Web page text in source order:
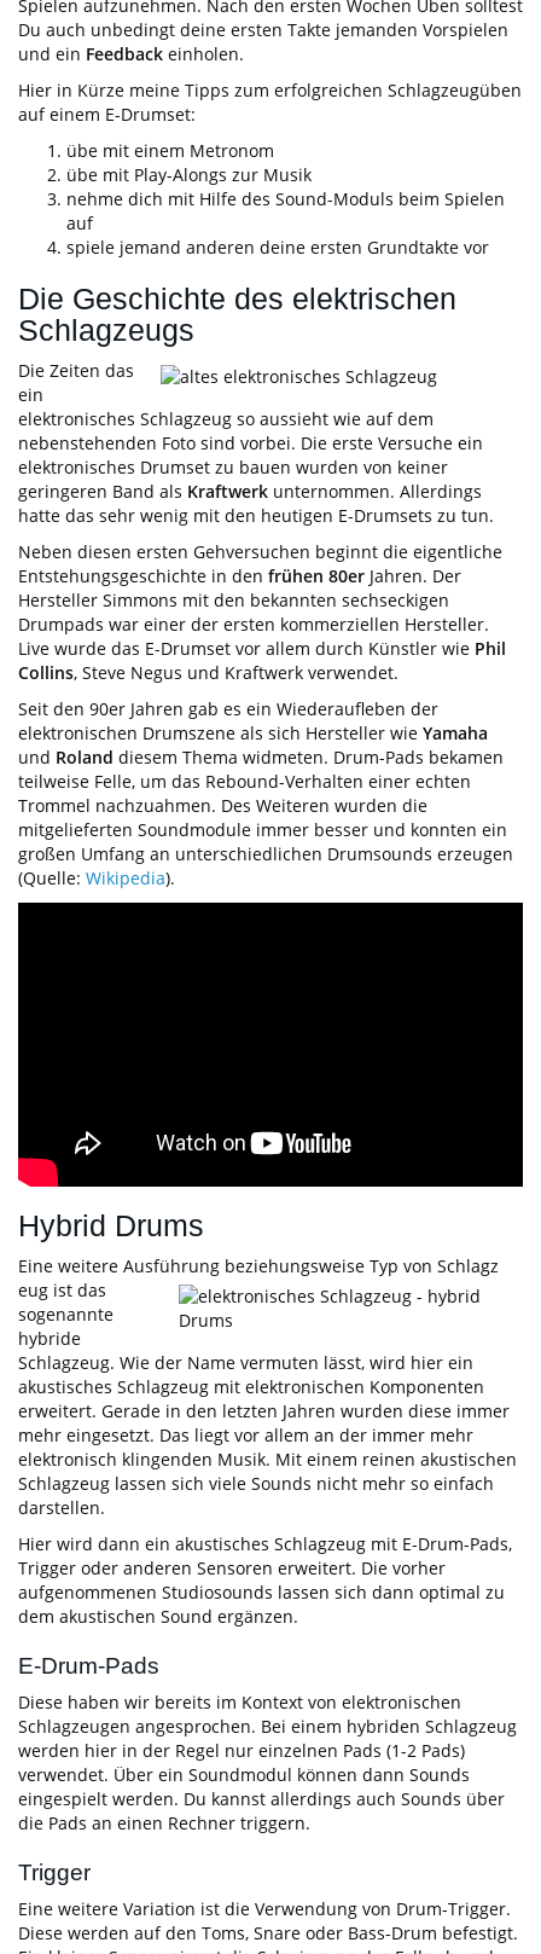
Spielen aufzunehmen. Nach den ersten Wochen Üben solltest
Du auch unbedingt deine ersten Takte jemanden Vorspielen
und ein Feedback einholen.
Hier in Kürze meine Tipps zum erfolgreichen Schlagzeugüben
auf einem E-Drumset:
übe mit einem Metronom
übe mit Play-Alongs zur Musik
nehme dich mit Hilfe des Sound-Moduls beim Spielen
auf
spiele jemand anderen deine ersten Grundtakte vor
Die Geschichte des elektrischen
Schlagzeugs
Die Zeiten das
ein
elektronisches Schlagzeug so aussieht wie auf dem
nebenstehenden Foto sind vorbei. Die erste Versuche ein
elektronisches Drumset zu bauen wurden von keiner
geringeren Band als Kraftwerk unternommen. Allerdings
hatte das sehr wenig mit den heutigen E-Drumsets zu tun.
Neben diesen ersten Gehversuchen beginnt die eigentliche
Entstehungsgeschichte in den frühen 80er Jahren. Der
Hersteller Simmons mit den bekannten sechseckigen
Drumpads war einer der ersten kommerziellen Hersteller.
Live wurde das E-Drumset vor allem durch Künstler wie Phil
Collins, Steve Negus und Kraftwerk verwendet.
Seit den 90er Jahren gab es ein Wiederaufleben der
elektronischen Drumszene als sich Hersteller wie Yamaha
und Roland diesem Thema widmeten. Drum-Pads bekamen
teilweise Felle, um das Rebound-Verhalten einer echten
Trommel nachzuahmen. Des Weiteren wurden die
mitgelieferten Soundmodule immer besser und konnten ein
großen Umfang an unterschiedlichen Drumsounds erzeugen
(Quelle: Wikipedia).
Hybrid Drums
Eine weitere Ausführung beziehungsweise Typ von Schlagz
eug ist das
sogenannte
hybride
Schlagzeug. Wie der Name vermuten lässt, wird hier ein
akustisches Schlagzeug mit elektronischen Komponenten
erweitert. Gerade in den letzten Jahren wurden diese immer
mehr eingesetzt. Das liegt vor allem an der immer mehr
elektronisch klingenden Musik. Mit einem reinen akustischen
Schlagzeug lassen sich viele Sounds nicht mehr so einfach
darstellen.
Hier wird dann ein akustisches Schlagzeug mit E-Drum-Pads,
Trigger oder anderen Sensoren erweitert. Die vorher
aufgenommenen Studiosounds lassen sich dann optimal zu
dem akustischen Sound ergänzen.
E-Drum-Pads
Diese haben wir bereits im Kontext von elektronischen
Schlagzeugen angesprochen. Bei einem hybriden Schlagzeug
werden hier in der Regel nur einzelnen Pads (1-2 Pads)
verwendet. Über ein Soundmodul können dann Sounds
eingespielt werden. Du kannst allerdings auch Sounds über
die Pads an einen Rechner triggern.
Trigger
Eine weitere Variation ist die Verwendung von Drum-Trigger.
Diese werden auf den Toms, Snare oder Bass-Drum befestigt.